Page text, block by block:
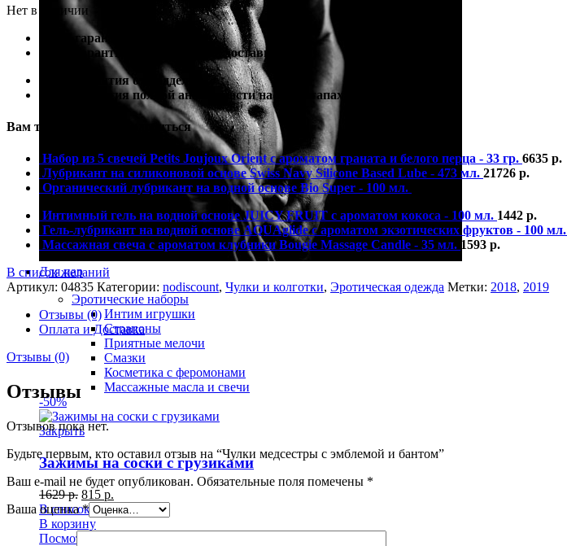
Для пар
Эротические наборы
Интим игрушки
Страпоны
Приятные мелочи
Смазки
Косметика с феромонами
Массажные масла и свечи
-50%
Закрыть
Зажимы на соски с грузиками
1629р. 815 р.
В список желаний
В корзину
Посмотреть
Нет в наличии
100% гарантия лучшей цены
100% гарантия самой быстрой доставки
100% гарантия от подделки
100% гарантия полной анонимности на всех этапах
Вам также могут понадобиться
Набор из 5 свечей Petits Joujoux Orient с ароматом граната и белого перца - 33 гр. 6635 р.
Лубрикант на силиконовой основе Swiss Navy Silicone Based Lube - 473 мл. 21726 р.
Органический лубрикант на водной основе Bio Super - 100 мл.
Интимный гель на водной основе JUICY FRUIT с ароматом кокоса - 100 мл. 1442 р.
Гель-лубрикант на водной основе AQUAglide с ароматом экзотических фруктов - 100 мл.
Массажная свеча с ароматом клубники Bougie Massage Candle - 35 мл. 1593 р.
В список желаний
Артикул: 04835 Категории: nodiscount, Чулки и колготки, Эротическая одежда Метки: 2018, 2019
Отзывы (0)
Оплата и Доставка
Отзывы (0)
Отзывы
Отзывов пока нет.
Будьте первым, кто оставил отзыв на “Чулки медсестры с эмблемой и бантом”
Ваш e-mail не будет опубликован. Обязательные поля помечены *
Ваша оценка*